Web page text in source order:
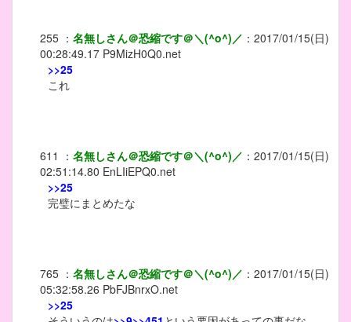
255 ： 名無しさん＠恐縮です＠＼(^o^)／ ： 2017/01/15(日)
00:28:49.17 P9MizH0Q0.net
>>25
これ
611 ： 名無しさん＠恐縮です＠＼(^o^)／ ： 2017/01/15(日)
02:51:14.80 EnLIiEPQ0.net
>>25
完璧にまとめたな
765 ： 名無しさん＠恐縮です＠＼(^o^)／ ： 2017/01/15(日)
05:32:58.26 PbFJBnrxO.net
>>25